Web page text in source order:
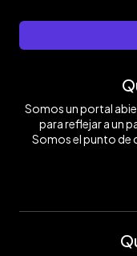
Somos un portal
para reflejar a un
Somos el punto de